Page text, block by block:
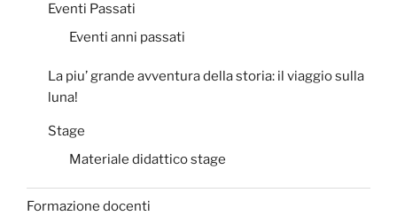
Eventi Passati
Eventi anni passati
La piu’ grande avventura della storia: il viaggio sulla
luna!
Stage
Materiale didattico stage
Formazione docenti